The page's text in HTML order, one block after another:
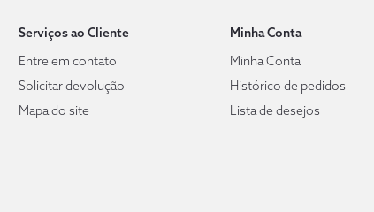
Serviços ao Cliente
Entre em contato
Solicitar devolução
Mapa do site
Minha Conta
Minha Conta
Histórico de pedidos
Lista de desejos